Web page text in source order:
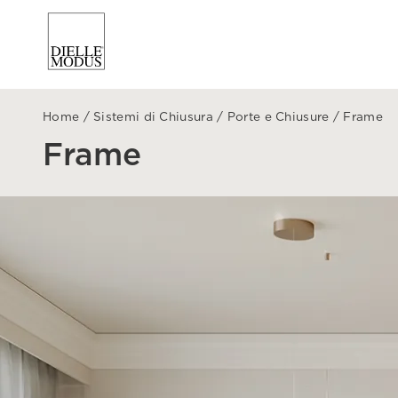
Home / Sistemi di Chiusura / Porte e Chiusure / Frame
Frame